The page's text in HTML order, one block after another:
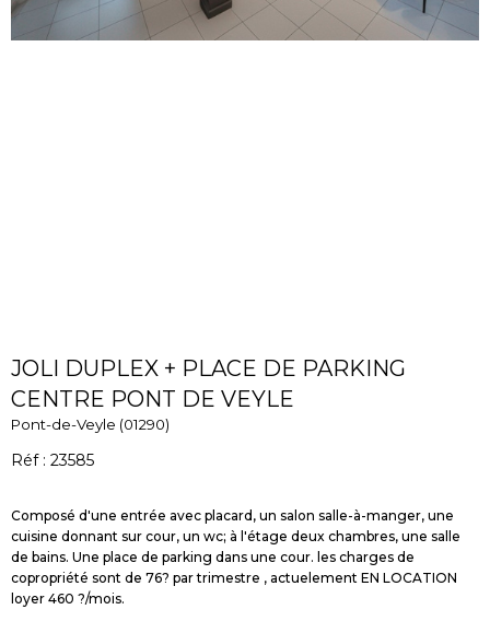
JOLI DUPLEX + PLACE DE PARKING
CENTRE PONT DE VEYLE
Pont-de-Veyle (01290)
Réf : 23585
Composé d'une entrée avec placard, un salon salle-à-manger, une
cuisine donnant sur cour, un wc; à l'étage deux chambres, une salle
de bains. Une place de parking dans une cour. les charges de
copropriété sont de 76? par trimestre , actuelement EN LOCATION